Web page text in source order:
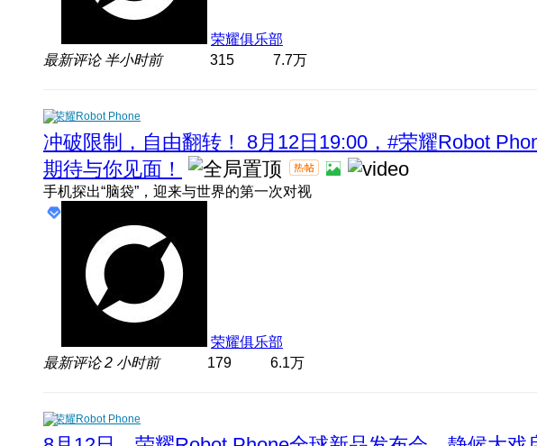
荣耀俱乐部
最新评论 半小时前 315 7.7万
荣耀Robot Phone
冲破限制，自由翻转！ 8月12日19:00，#荣耀Robot
期待与你见面！
手机探出“脑袋”，迎来与世界的第一次对视
荣耀俱乐部
最新评论2 小时前 179 6.1万
荣耀Robot Phone